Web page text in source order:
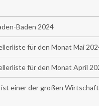
Baden 2024
für den Monat Mai
für den Monat April
einer der großen